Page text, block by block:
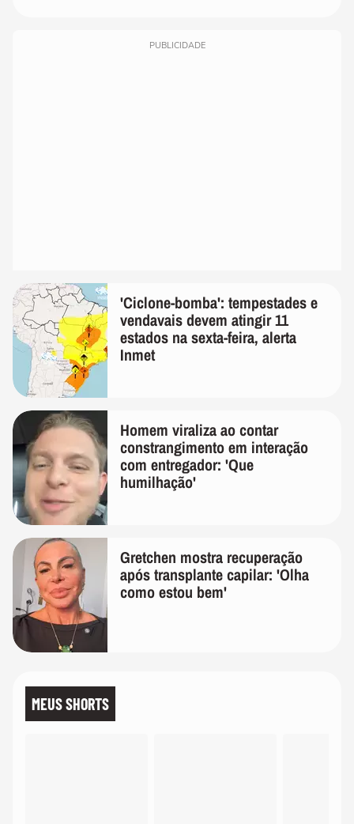
PUBLICIDADE
'Ciclone-bomba': tempestades e
vendavais devem atingir 11
estados na sexta-feira, alerta
Inmet
Homem viraliza ao contar
constrangimento em interação
com entregador: 'Que
humilhação'
Gretchen mostra recuperação
após transplante capilar: 'Olha
como estou bem'
MEUS SHORTS